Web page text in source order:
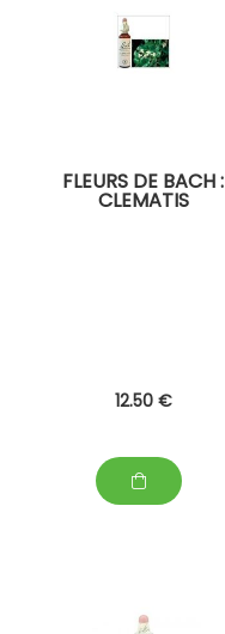
FLEURS DE BACH :
CLEMATIS
12.50 €